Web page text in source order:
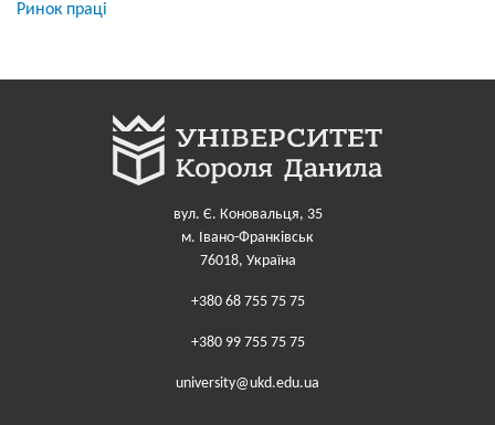
Ринок праці
вул. Є. Коновальця, 35
м. Івано-Франківськ
76018, Україна
+380 68 755 75 75
+380 99 755 75 75
university@ukd.edu.ua